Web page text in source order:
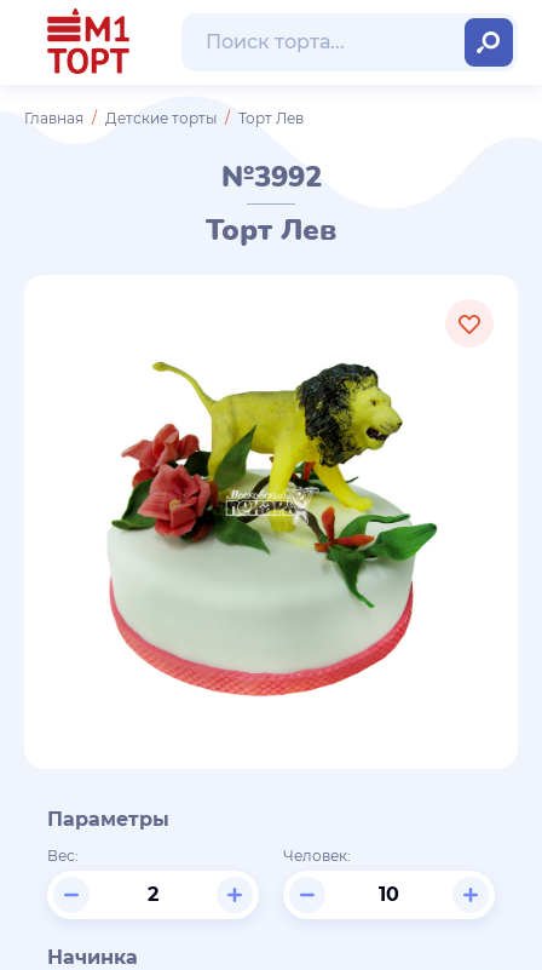
Главная Детские торты Торт Лев
№3992
Торт Лев
Параметры
Вес: Человек:
Начинка